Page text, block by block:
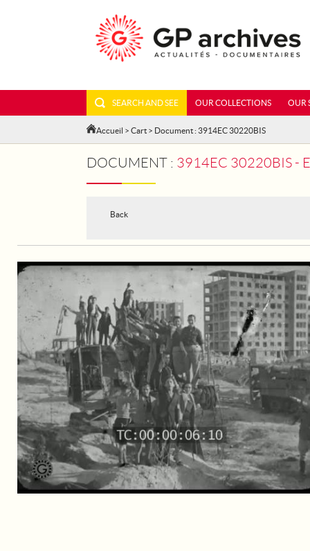
SEARCH AND SEE OUR COLLECTIONS OUR
Accueil > Cart > Document : 3914EC 30220BIS
DOCUMENT : 3914EC 30220BIS -
Back